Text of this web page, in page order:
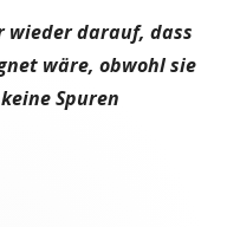
wieder darauf, dass
wäre, obwohl sie
Spuren